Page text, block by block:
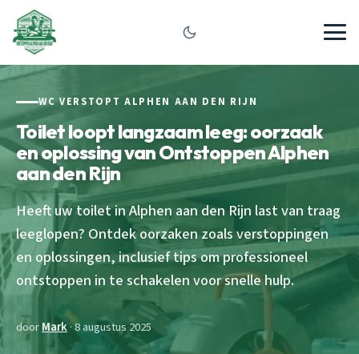
WC VERSTOPT ALPHEN AAN DEN RIJN
Toilet loopt langzaam leeg: oorzaak
en oplossing van Ontstoppen Alphen
aan den Rijn
Heeft uw toilet in Alphen aan den Rijn last van traag
leeglopen? Ontdek oorzaken zoals verstoppingen
en oplossingen, inclusief tips om professioneel
ontstoppen in te schakelen voor snelle hulp.
doorMark· 8 augustus 2025